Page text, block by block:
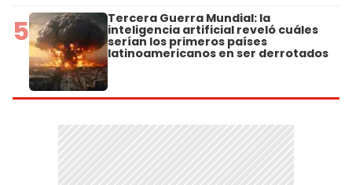
5 Tercera Guerra Mundial: la
inteligencia artificial reveló cuáles
serían los primeros países
latinoamericanos en ser derrotados